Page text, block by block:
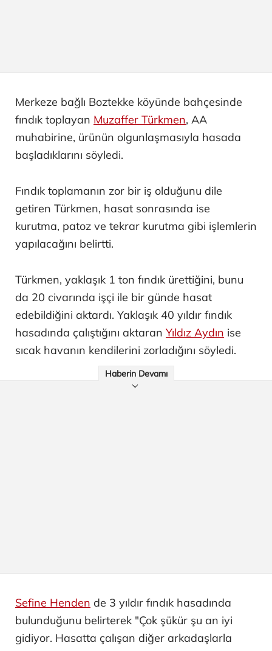
Merkeze bağlı Boztekke köyünde bahçesinde
fındık toplayan Muzaffer Türkmen, AA
muhabirine, ürünün olgunlaşmasıyla hasada
başladıklarını söyledi.
Fındık toplamanın zor bir iş olduğunu dile
getiren Türkmen, hasat sonrasında ise
kurutma, patoz ve tekrar kurutma gibi işlemlerin
yapılacağını belirtti.
Türkmen, yaklaşık 1 ton fındık ürettiğini, bunu
da 20 civarında işçi ile bir günde hasat
edebildiğini aktardı. Yaklaşık 40 yıldır fındık
hasadında çalıştığını aktaran Yıldız Aydın ise
sıcak havanın kendilerini zorladığını söyledi.
Haberin Devamı
Sefine Henden de 3 yıldır fındık hasadında
bulunduğunu belirterek "Çok şükür şu an iyi
gidiyor. Hasatta çalışan diğer arkadaşlarla